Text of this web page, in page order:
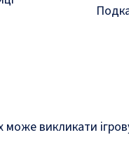
може викликати